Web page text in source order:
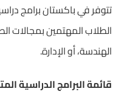
تتوفر في باكستان برامج
الطلاب المهتمين بمجالات
الهندسة، أو الإدارة.
قائمة البرامج الدراسية